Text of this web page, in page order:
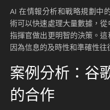
AI 在情報分析和戰略規劃中
術可以快速處理大量數據，
指揮官做出更明智的決策。
因為信息的及時性和準確性往
案例分析：谷
的合作